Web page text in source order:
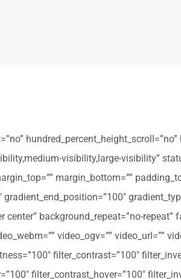
visibility,large-visibility”
margin_bottom=””
background_repeat=”no-repeat”
video_ogv=”” video_url=””
filter_contrast=”100″
filter_contrast_hover=”100″